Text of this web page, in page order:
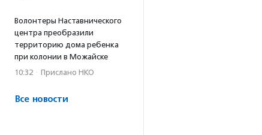
Волонтеры Наставнического
центра преобразили
территорию дома ребенка
при колонии в Можайске
10:32 · Прислано НКО
Все новости